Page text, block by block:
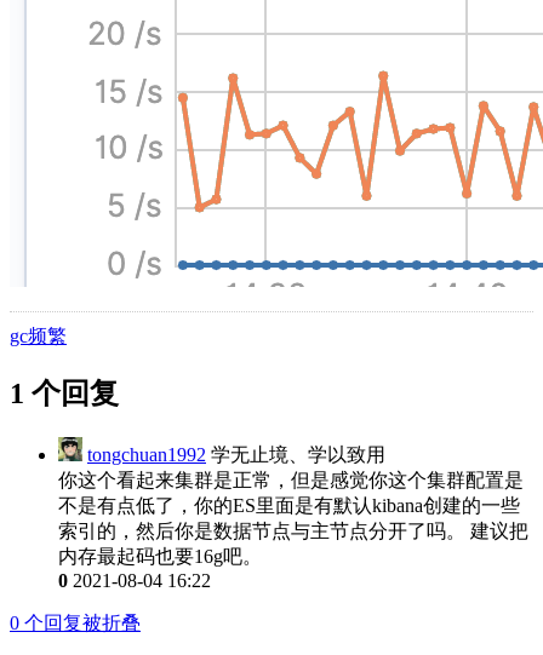
gc频繁
1 个回复
tongchuan1992 学无止境、学以致用
你这个看起来集群是正常，但是感觉你这个集群配置是
不是有点低了，你的ES里面是有默认kibana创建的一些
索引的，然后你是数据节点与主节点分开了吗。 建议把
内存最起码也要16g吧。
0 2021-08-04 16:22
0 个回复被折叠